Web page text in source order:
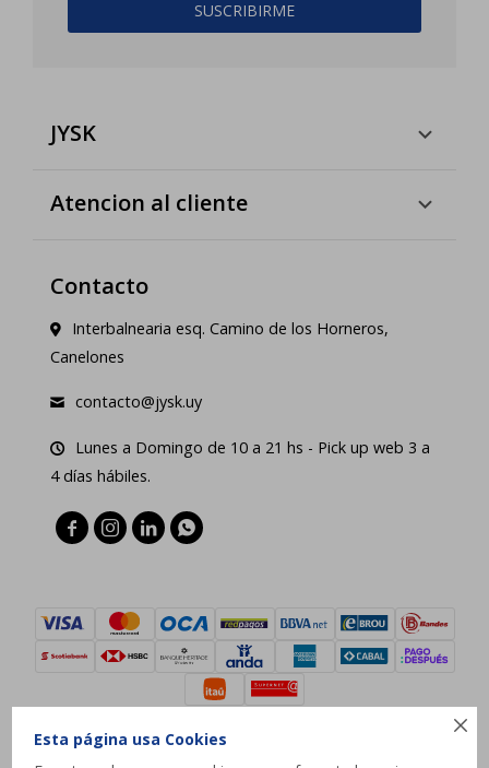

Esta página usa Cookies
SUSCRIBIRME
JYSK
Atencion al cliente
Contacto
Interbalnearia esq. Camino de los Horneros,
Canelones
contacto@jysk.uy
Lunes a Domingo de 10 a 21 hs - Pick up web 3 a
4 días hábiles.
   